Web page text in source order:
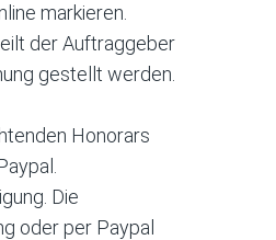
markieren.
der Auftraggeber
gestellt werden.
Honorars
Die
oder per Paypal